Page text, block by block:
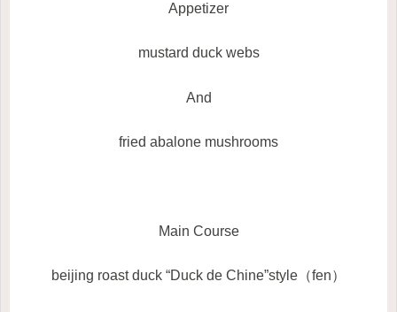
Appetizer
mustard duck webs
And
fried abalone mushrooms
Main Course
beijing roast duck “Duck de Chine”style （fen）